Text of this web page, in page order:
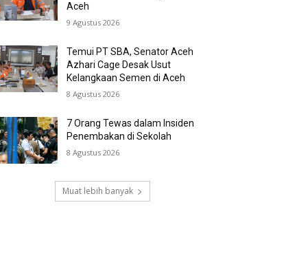
Aceh
9 Agustus 2026
Temui PT SBA, Senator Aceh
Azhari Cage Desak Usut
Kelangkaan Semen di Aceh
8 Agustus 2026
7 Orang Tewas dalam Insiden
Penembakan di Sekolah
8 Agustus 2026
Muat lebih banyak